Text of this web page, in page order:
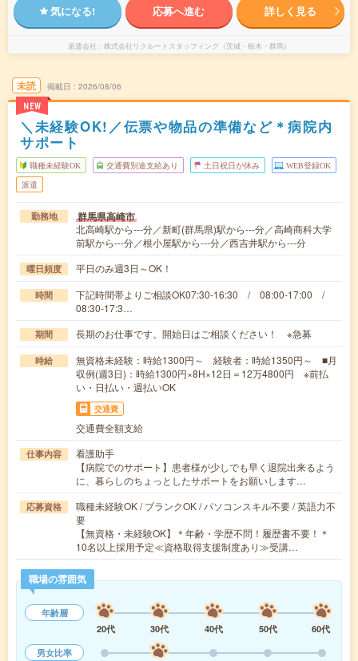
気になる! 応募へ進む 詳しく見る
派遣会社 株式会社リクルートスタッフィング（茨城・栃木・群馬）
未読
NEW
掲載日 2026/08/06
＼未経験OK!／伝票や物品の準備など＊病院内
サポート
職種未経験OK 交通費別途支給あり 土日祝日が休み WEB登録OK
派遣
勤務地 群馬県高崎市
北高崎駅から---分／新町(群馬県)駅から---分／高崎商科大学
前駅から---分／根小屋駅から---分／西吉井駅から---分
曜日頻度 平日のみ週3日～OK！
時間
下記時間帯よりご相談OK07:30-16:30 / 08:00-17:00 /
08:30-17:3…
期間 長期のお仕事です。開始日はご相談ください！ ※急募
時給
無資格未経験：時給1300円～ 経験者：時給1350円～ ■月
収例(週3日)：時給1300円×8H×12日＝12万4800円 ※前払
い・日払い・週払いOK
交通費
交通費全額支給
仕事内容
看護助手
【病院でのサポート】患者様が少しでも早く退院出来るよう
に、暮らしのちょっとしたサポートをお願いします…
応募資格
職種未経験OK / ブランクOK / パソコンスキル不要 / 英語力不
要
【無資格・未経験OK】＊年齢・学歴不問！履歴書不要！＊
10名以上採用予定≪資格取得支援制度あり≫受講…
職場の雰囲気
年齢層
20代
30代 40代 50代
60代
男女比率